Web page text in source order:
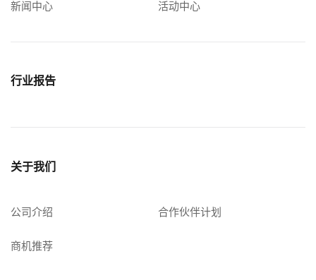
新闻中心 活动中心
行业报告
关于我们
公司介绍 合作伙伴计划
商机推荐